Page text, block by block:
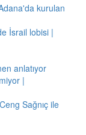
kurulan
İsrail lobisi |
anlatıyor
|
Sağnıç ile